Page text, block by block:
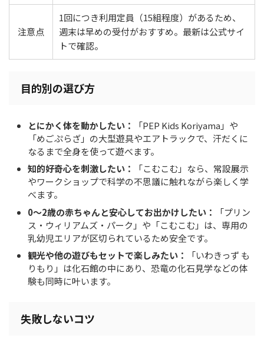
注意点
1回につき利用定員（15組程度）があるため、
週末は早めの受付がおすすめ。最新は公式サイ
トで確認。
目的別の選び方
とにかく体を動かしたい：
「PEP Kids Koriyama」や
「めごぷらざ」の大型遊具やエアトラックで、汗だくに
なるまで全身を使って遊べます。
知的好奇心を刺激したい：
「こむこむ」なら、常設展示
やワークショップで科学の不思議に触れながら楽しく学
べます。
0〜2歳の赤ちゃんと安心してお出かけしたい：
「プリン
ス・ウィリアムズ・パーク」や「こむこむ」は、専用の
乳幼児エリアが区切られているため安全です。
観光や他の遊びもセットで楽しみたい：
「いわきっず も
りもり」は化石館の中にあり、恐竜の化石見学などの体
験も同時に叶います。
失敗しないコツ